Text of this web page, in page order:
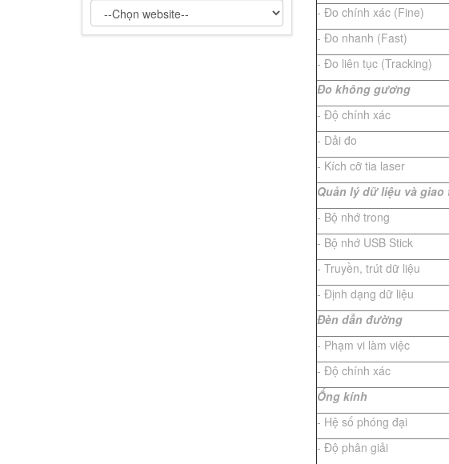
- Đo chính xác (Fine)
- Đo nhanh (Fast)
- Đo liên tục (Tracking)
Đo không gương
- Độ chính xác
- Dải đo
- Kích cỡ tia laser
Quản lý dữ liệu và giao
- Bộ nhớ trong
- Bộ nhớ USB Stick
- Truyền, trút dữ liệu
- Định dạng dữ liệu
Đèn dẫn đường
- Phạm vi làm việc
- Độ chính xác
Ống kính
- Hệ số phóng đại
- Độ phân giải